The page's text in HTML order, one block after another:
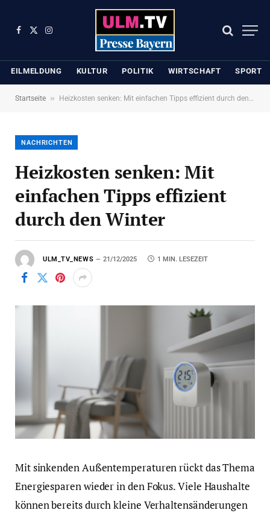
Facebook
X
Instagram
EILMELDUNG KULTUR POLITIK WIRTSCHAFT SPORT
Startseite » Heizkosten senken: Mit einfachen Tipps effizient durch den Winter
NACHRICHTEN
Heizkosten senken: Mit
einfachen Tipps effizient
durch den Winter
ULM_TV_NEWS 21/12/2025 1 MIN. LESEZEIT
Mit sinkenden Außentemperaturen rückt das Thema
Energiesparen wieder in den Fokus. Viele Haushalte
können bereits durch kleine Verhaltensänderungen